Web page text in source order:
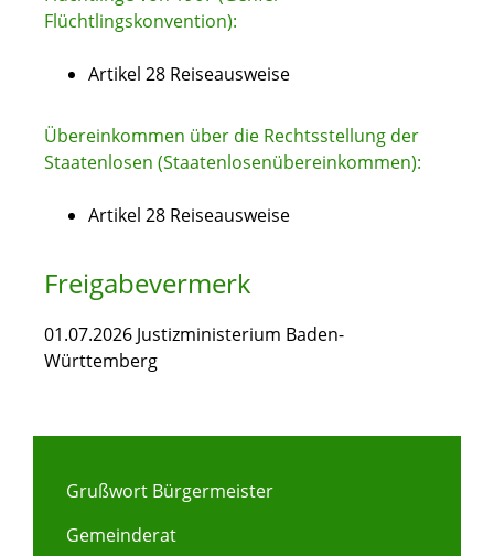
Flüchtlingskonvention):
Artikel 28 Reiseausweise
Übereinkommen über die Rechtsstellung der
Staatenlosen (Staatenlosenübereinkommen):
Artikel 28 Reiseausweise
Freigabevermerk
01.07.2026 Justizministerium Baden-
Württemberg
Grußwort Bürgermeister
Gemeinderat